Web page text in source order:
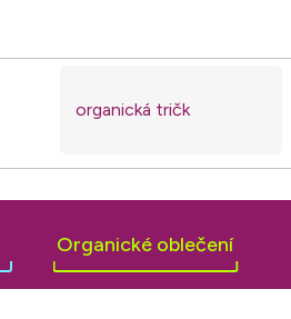
Organické oblečení